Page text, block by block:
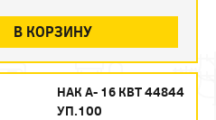
В КОРЗИНУ
НАК А- 16 КВТ 44844
УП.100